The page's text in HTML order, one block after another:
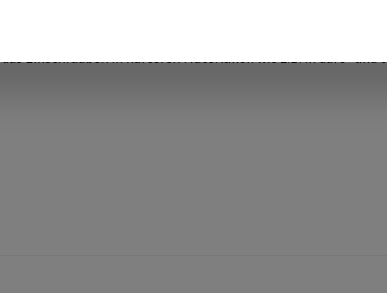
TYP ES"
Einschrauben in härteren Materialien wie z.B. in duro-